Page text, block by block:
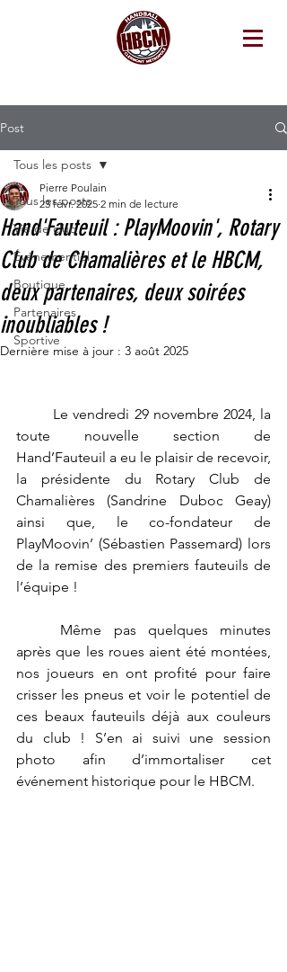
Post
Tous les posts
Vie de club
Événementiel
Boutique
Partenaires
Sportive
Tous les posts
Hand'Fauteuil : PlayMoovin', Rotary
Club de Chamalières et le HBCM,
deux partenaires, deux soirées
inoubliables !
Pierre Poulain
23 févr. 2025 2 min de lecture
Dernière mise à jour : 3 août 2025
toute nouvelle section de
Hand’Fauteuil a eu le plaisir de recevoir,
la présidente du Rotary Club de
Chamalières (Sandrine Duboc Geay)
ainsi que, le co-fondateur de
PlayMoovin’ (Sébastien Passemard) lors
de la remise des premiers fauteuils de
l’équipe !
après que les roues aient été montées,
nos joueurs en ont profité pour faire
crisser les pneus et voir le potentiel de
ces beaux fauteuils déjà aux couleurs
du club ! S’en ai suivi une session
photo afin d’immortaliser cet
événement historique pour le HBCM.